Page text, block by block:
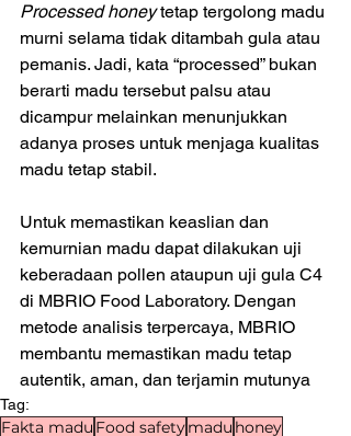
Processed honey tetap tergolong madu
murni selama tidak ditambah gula atau
pemanis. Jadi, kata “processed” bukan
berarti madu tersebut palsu atau
dicampur melainkan menunjukkan
adanya proses untuk menjaga kualitas
madu tetap stabil.
Untuk memastikan keaslian dan
kemurnian madu dapat dilakukan uji
keberadaan pollen ataupun uji gula C4
di MBRIO Food Laboratory. Dengan
metode analisis terpercaya, MBRIO
membantu memastikan madu tetap
autentik, aman, dan terjamin mutunya
Tag:
Fakta madu Food safetymadu honey